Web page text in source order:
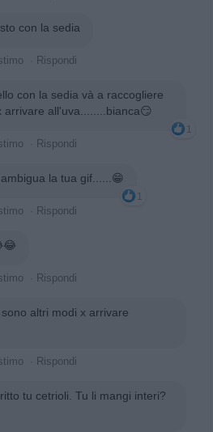
con la sedia
Rispondi
con la sedia và a raccogliere
all'uva........bianca😏
1
Rispondi
la tua gif......😁
1
Rispondi
Rispondi
altri modi x arrivare
Rispondi
tu cetrioli. Tu li mangi interi?